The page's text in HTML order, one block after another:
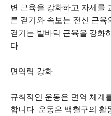
변 근육을 강화하고 자세를
른 걷기와 속보는 전신 근
걷기는 발바닥 근육을 강화
다 .
면역력 강화
규칙적인 운동은 면역 체계
합니다. 운동은 백혈구의 활